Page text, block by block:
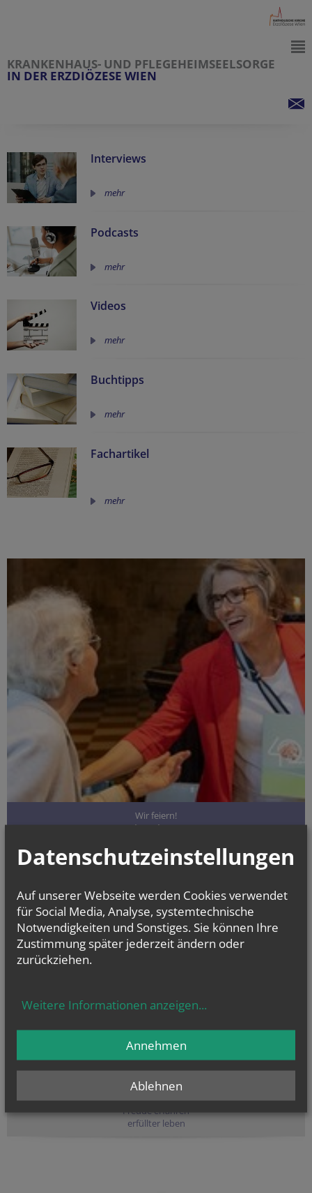
KRANKENHAUS- UND PFLEGEHEIMSEELSORGE
IN DER ERZDIÖZESE WIEN
Interviews
mehr
Podcasts
mehr
Videos
mehr
Buchtipps
mehr
Fachartikel
mehr
Wir feiern!
40 Jahre Ehrenamt
Ehrenamt
Freude erfahren
erfüllter leben
Datenschutzeinstellungen
Auf unserer Webseite werden Cookies verwendet
für Social Media, Analyse, systemtechnische
Notwendigkeiten und Sonstiges. Sie können Ihre
Zustimmung später jederzeit ändern oder
zurückziehen.
Weitere Informationen anzeigen...
Ablehnen
Annehmen